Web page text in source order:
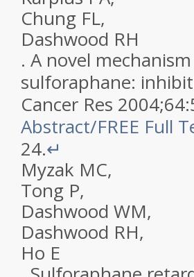
Chung FL,
Dashwood RH
. A novel
sulforaphane:
Cancer Res 2004;64:
Abstract/FREE Full
24.↵
Myzak MC,
Tong P,
Dashwood WM,
Dashwood RH,
Ho E